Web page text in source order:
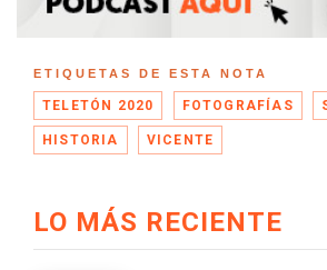
ETIQUETAS DE ESTA NOTA
TELETÓN 2020 FOTOGRAFÍAS
HISTORIA VICENTE
LO MÁS RECIENTE